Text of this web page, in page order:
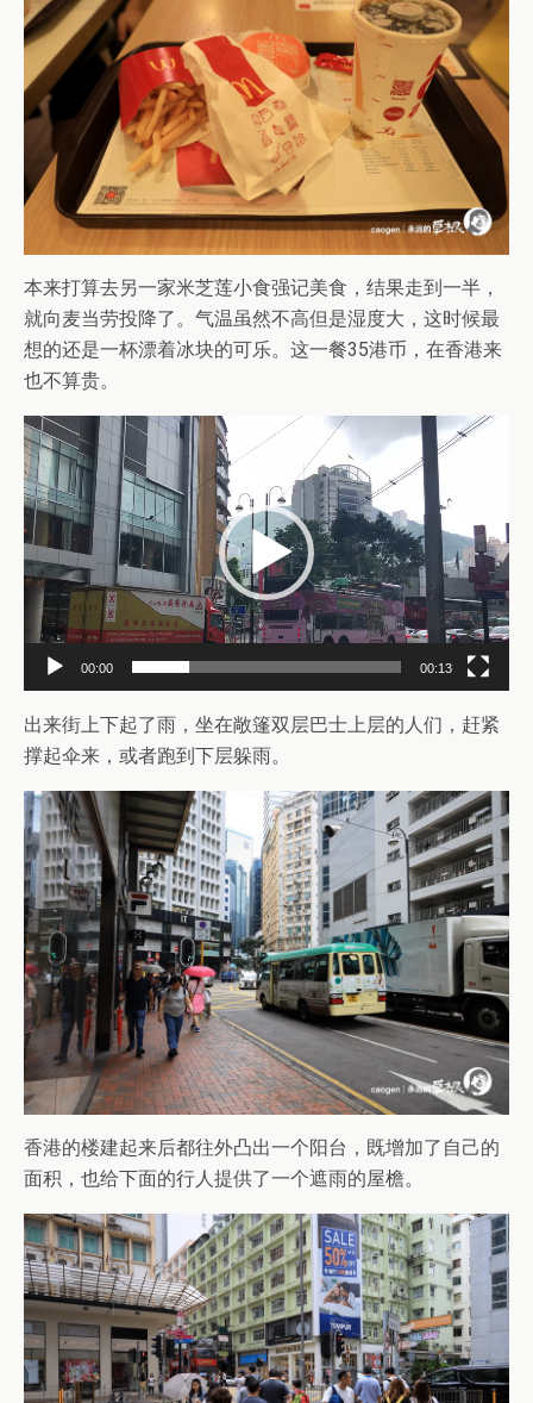
本来打算去另一家米芝莲小食强记美食，结果走到一半，
就向麦当劳投降了。气温虽然不高但是湿度大，这时候最
想的还是一杯漂着冰块的可乐。这一餐35港币，在香港来
也不算贵。
视
频
播
放
器
00:00 00:13
出来街上下起了雨，坐在敞篷双层巴士上层的人们，赶紧
撑起伞来，或者跑到下层躲雨。
香港的楼建起来后都往外凸出一个阳台，既增加了自己的
面积，也给下面的行人提供了一个遮雨的屋檐。